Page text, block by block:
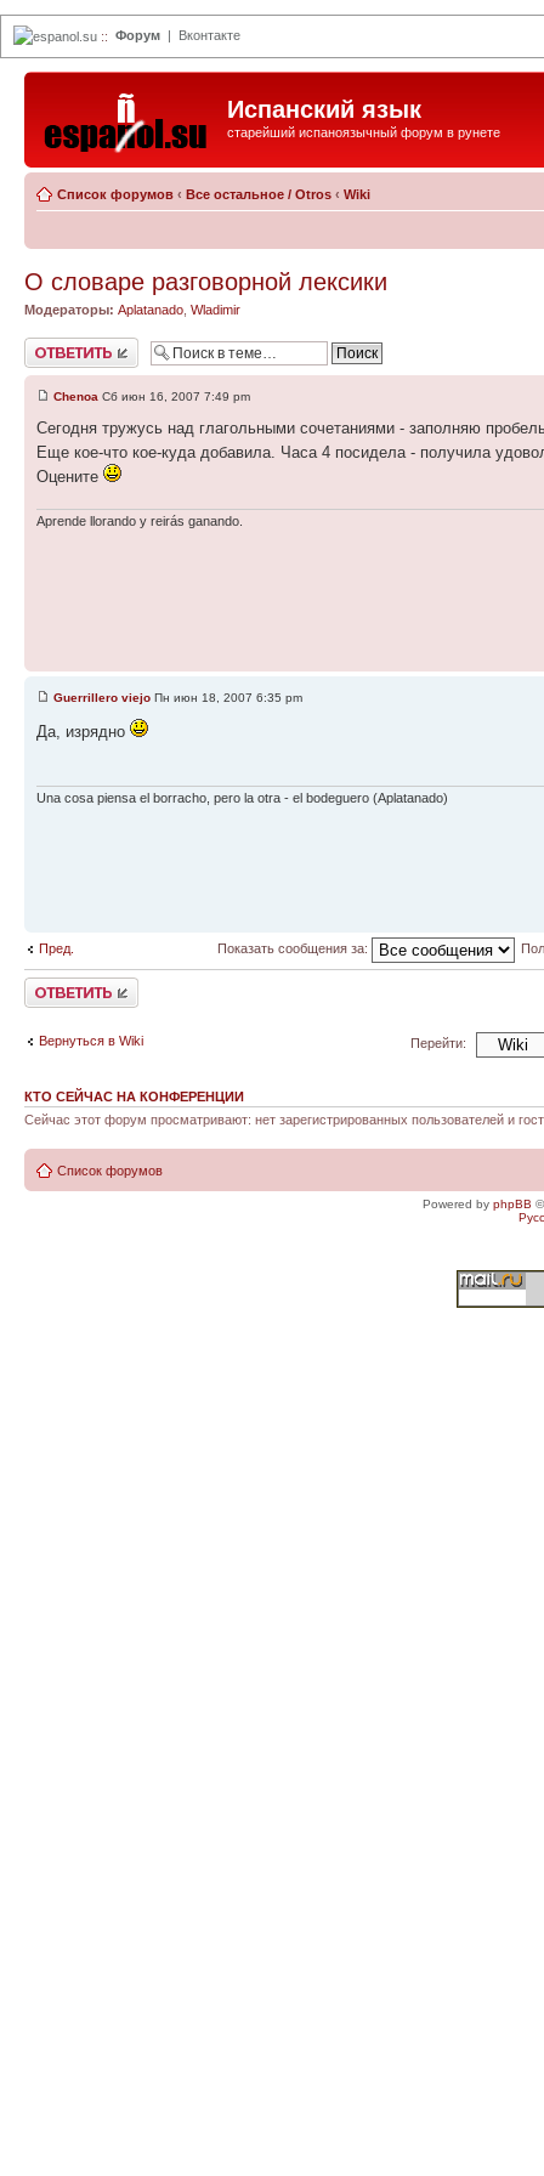
espanol.su :: Форум | Вконтакте
Испанский язык
старейший испаноязычный форум в рунете
Список форумов ‹ Все остальное / Otros ‹ Wiki
О словаре разговорной лексики
Модераторы: Aplatanado Wladimir
Ответить
Chenoa Сб июн 16, 2007 7:49 pm
Сегодня тружусь над глагольными сочетаниями - заполняю
Еще кое-что кое-куда добавила. Часа 4 посидела - получила
Оцените
Aprende llorando y reirás ganando.
Guerrillero viejo Пн июн 18, 2007 6:35 pm
Да, изрядно
Una cosa piensa el borracho, pero la otra - el bodeguero (Aplatanado)
Пред. Показать сообщения за:
Ответить
Вернуться в Wiki Перейти:
КТО СЕЙЧАС НА КОНФЕРЕНЦИИ
Сейчас этот форум просматривают: нет зарегистрированных пользователей и
Список форумов
Powered by phpBB